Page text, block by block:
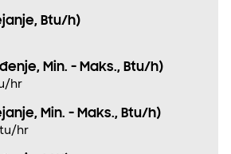
Btu/h)
Min. - Maks., Btu/h)
hr
Min. - Maks., Btu/h)
hr